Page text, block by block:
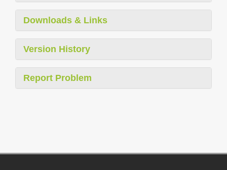
Downloads & Links
Version History
Report Problem